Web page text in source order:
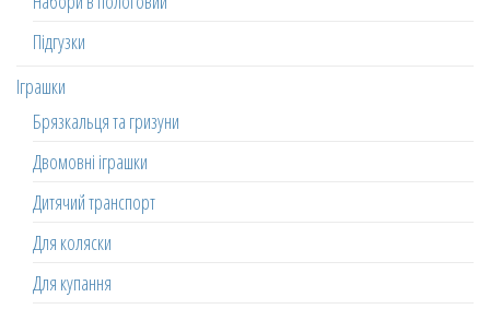
Підгузки
Іграшки
Брязкальця та гризуни
Двомовні іграшки
Дитячий транспорт
Для коляски
Для купання